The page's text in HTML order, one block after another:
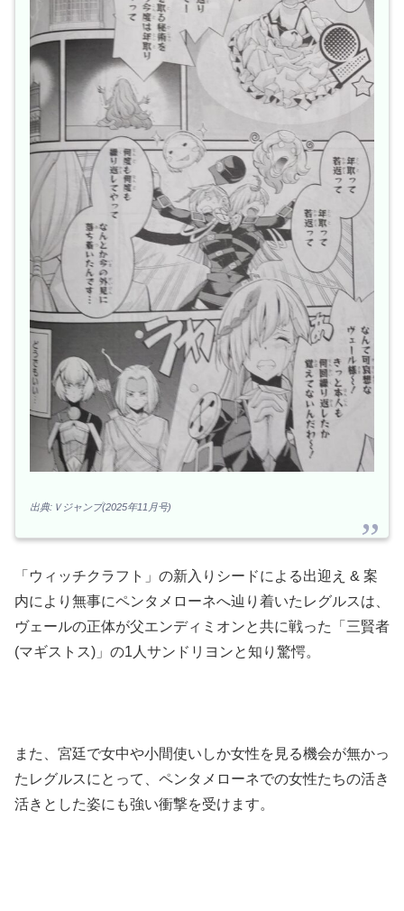
出典:Ｖジャンプ(2025年11月号)
「ウィッチクラフト」の新入りシードによる出迎え & 案
内により無事にペンタメローネへ辿り着いたレグルスは、
ヴェールの正体が父エンディミオンと共に戦った「三賢者
(マギストス)」の1人サンドリヨンと知り驚愕。
また、宮廷で女中や小間使いしか女性を見る機会が無かっ
たレグルスにとって、ペンタメローネでの女性たちの活き
活きとした姿にも強い衝撃を受けます。